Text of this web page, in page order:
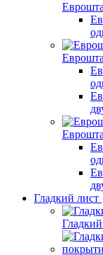
Гладкий лист